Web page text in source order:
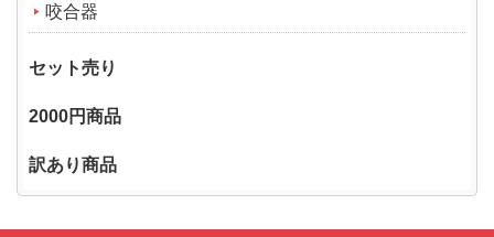
咬合器
セット売り
2000円商品
訳あり商品